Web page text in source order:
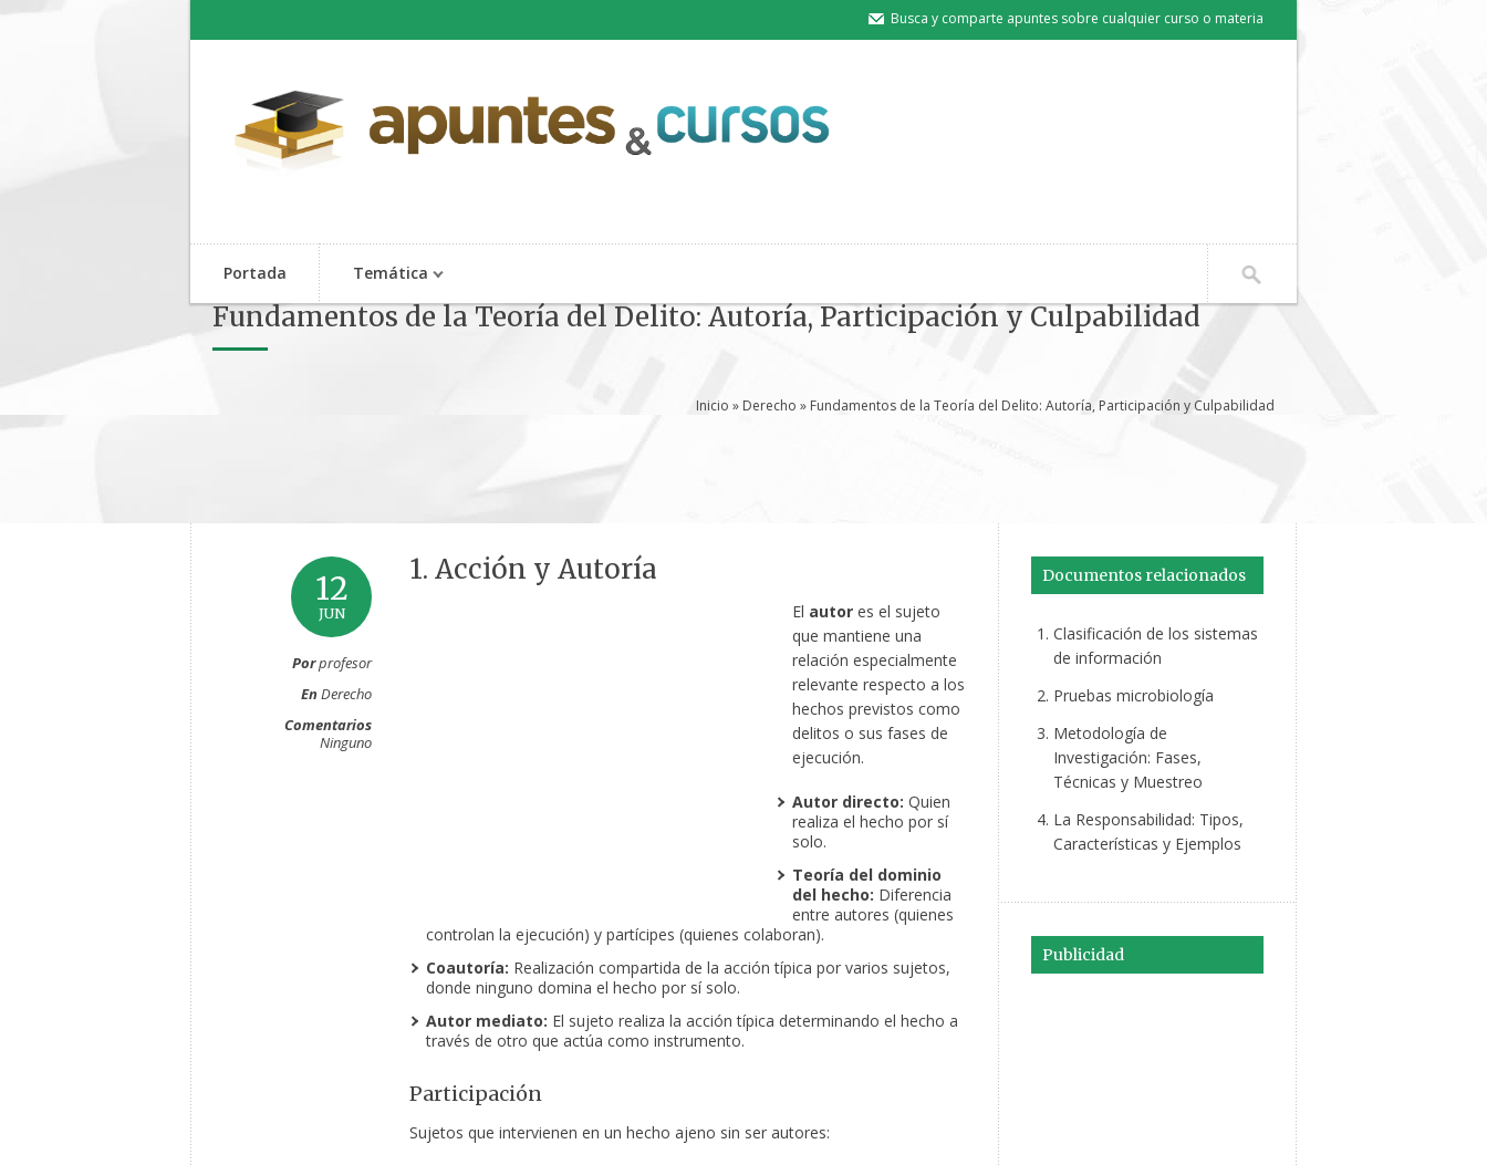
Busca y comparte apuntes sobre cualquier curso o materia
Portada Temática
Fundamentos de la Teoría del Delito: Autoría, Participación y Culpabilidad
Inicio » Derecho » Fundamentos de la Teoría del Delito: Autoría, Participación y Culpabilidad
12
JUN
Porprofesor
EnDerecho
Comentarios
Ninguno
1. Acción y Autoría
El autores el sujeto
que mantiene una
relación especialmente
relevante respecto a los
hechos previstos como
delitos o sus fases de
ejecución.
Autor directo: Quien
realiza el hecho por sí
solo.
Teoría del dominio
del hecho: Diferencia
entre autores (quienes
controlan la ejecución) y partícipes (quienes colaboran).
Coautoría: Realización compartida de la acción típica por varios sujetos,
donde ninguno domina el hecho por sí solo.
Autor mediato: El sujeto realiza la accióntípica determinando el hecho a
través de otro que actúa como instrumento.
Participación
Sujetos que intervienen en un hecho ajeno sin ser autores:
Documentos relacionados
Clasificación de los sistemas
de información
Pruebas microbiología
Metodología de
Investigación: Fases,
Técnicas y Muestreo
La Responsabilidad: Tipos,
Características y Ejemplos
Publicidad